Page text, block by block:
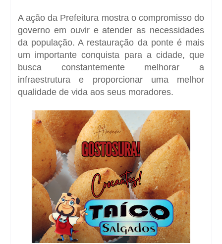
A ação da Prefeitura mostra o compromisso do
governo em ouvir e atender as necessidades
da população. A restauração da ponte é mais
um importante conquista para a cidade, que
busca constantemente melhorar a
infraestrutura e proporcionar uma melhor
qualidade de vida aos seus moradores.